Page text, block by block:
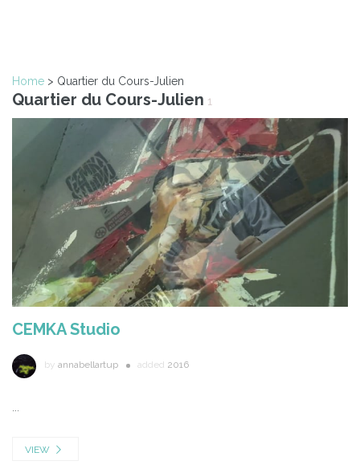
Home > Quartier du Cours-Julien
Quartier du Cours-Julien 1
CEMKA Studio
by annabellartup added 2016
...
VIEW